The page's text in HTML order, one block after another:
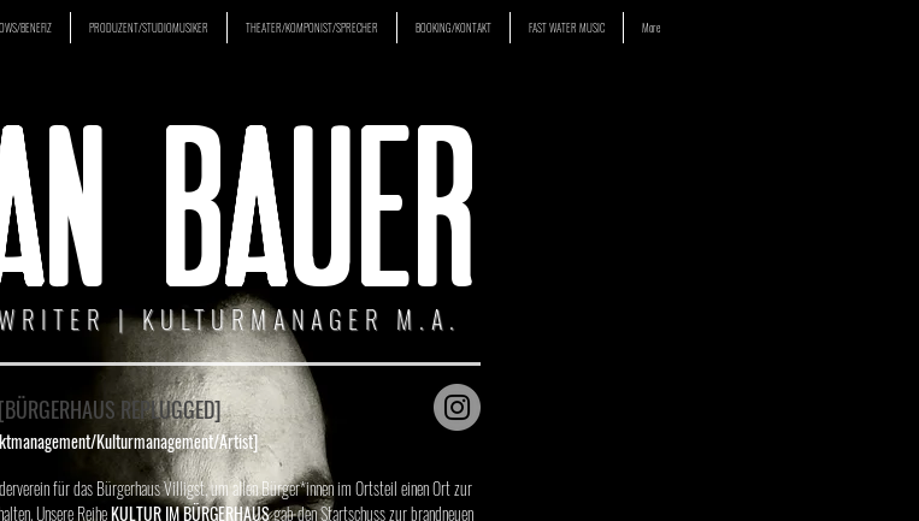
BENEFIZ PRODUZENT/STUDIOMUSIKER THEATER/KOMPONIST/SPRECHER BOOKING/KONTAKT FAST WATER MUSIC More
[BÜRGERHAUS REPLUGGED]
Kulturmanagement/Artist]
für das Bürgerhaus Villigst, um allen Bürger*innen im Ortsteil einen Ort zur
Unsere ReiheKULTUR IM BÜRGERHAUSgab den Startschuss zur brandneuen
BAUER
| KULTURMANAGER M.A.